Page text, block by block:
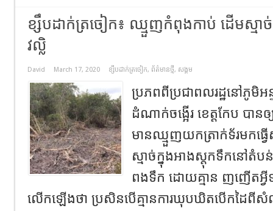
ខ្សឹបដាក់ត្រចៀក៖ ឈ្មួញកំពុងកាប់ ដើមស្មា
វល្លិ
David March 17, 2020 ខ្សឹបដាក់ត្រចៀក, ព័ត៌មានថ្មី, សង្គម
ប្រភពពីប្រជាពលរដ្ឋនៅភូ
ដំណាក់ចង្អើរ ខេត្តកែប បា
មានឈ្មួញយកត្រាក់ទ័រមកធ្
ស្មាច់ក្នុងអាងស្តុកទឹកនៅតំប
ពងទឹក ដោយគ្មាន ញញើតអ្វី
លើកឡើងថា ប្រសិនបើគ្មានការឃុបឃិតបើកដៃពីសំណ